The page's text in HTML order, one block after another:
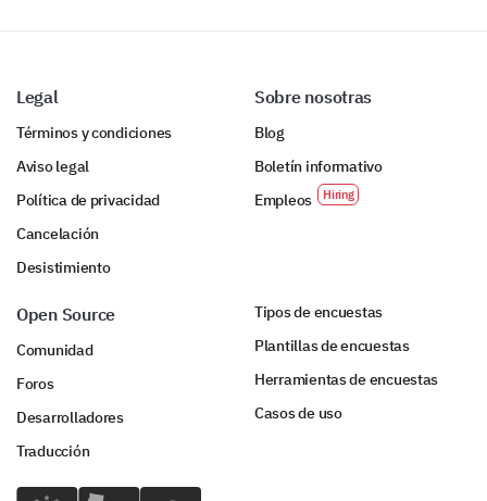
Legal
Términos y condiciones
Aviso legal
Política de privacidad
Cancelación
Desistimiento
Sobre nosotras
Blog
Boletín informativo
Empleos
Open Source
Comunidad
Foros
Desarrolladores
Traducción
Tipos de encuestas
Plantillas de encuestas
Herramientas de encuestas
Casos de uso